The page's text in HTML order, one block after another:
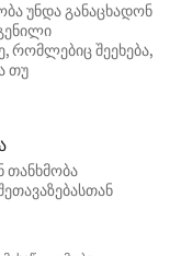
უნდა განაცხადონ
რომლებიც შეეხება,
თუ
თანხმობა